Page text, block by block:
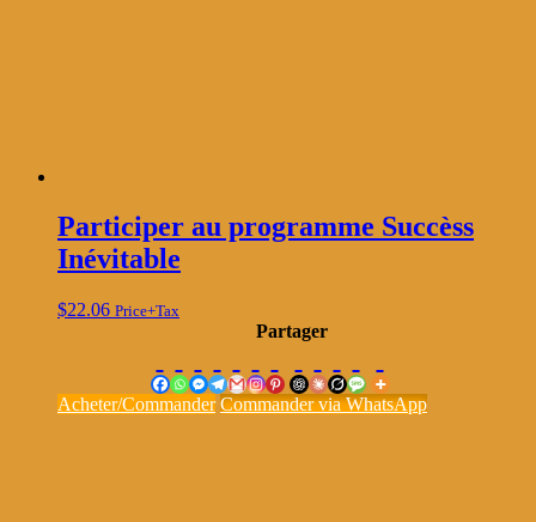
Participer au programme Succèss
Inévitable
$22.06 Price+Tax
Partager
Acheter/Commander Commander via WhatsApp